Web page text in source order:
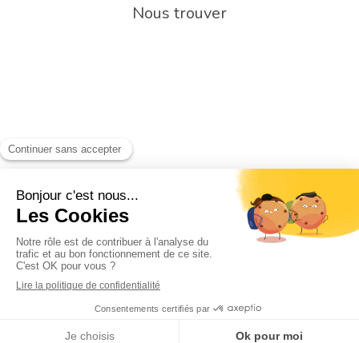
Nous trouver
Rechercher
Rechercher
Création par